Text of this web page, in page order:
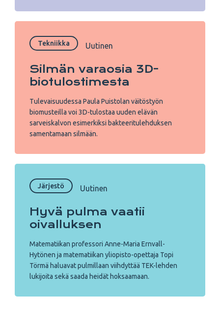
Tekniikka Uutinen
Silmän varaosia 3D­-
biotulostimesta
Tulevaisuudessa Paula Puistolan väitöstyön
biomusteilla voi 3D-tulostaa uuden elävän
sarveiskalvon esimerkiksi bakteeritulehduksen
samentamaan silmään.
Järjestö Uutinen
Hyvä pulma vaatii
oivalluksen
Matematiikan professori Anne-Maria Ernvall-
Hytönen ja matematiikan yliopisto-opettaja Topi
Törmä haluavat pulmillaan viihdyttää TEK-lehden
lukijoita sekä saada heidät hoksaamaan.